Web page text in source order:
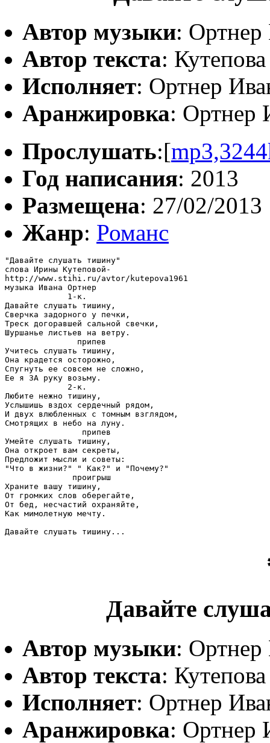
Автор музыки: Ортнер
Автор текста:
Исполняет: Ортнер
Аранжировка: Ортнер
Прослушать:[
Год написания: 2013
Размещена: 27/02/2013
Жанр: Романс
"Давайте слушать тишину"
слова Ирины Кутеповой-
http://www.stihi.ru/avtor/kutepova1961
музыка Ивана Ортнер
             1-к.
Давайте слушать тишину,
Сверчка задорного у печки,
Треск догоравшей сальной свечки,
Шуршанье листьев на ветру.
               припев
Учитесь слушать тишину,
Она крадется осторожно,
Спугнуть ее совсем не сложно,
Ее я ЗА руку возьму.
             2-к.
Любите нежно тишину,
Услышишь вздох сердечный рядом,
И двух влюбленных с томным взглядом,
Смотрящих в небо на луну.
                припев
Умейте слушать тишину,
Она откроет вам секреты,
Предложит мысли и советы:
"Что в жизни?" " Как?" и "Почему?"
              проигрыш
Храните вашу тишину,
От громких слов оберегайте,
От бед, несчастий охраняйте,
Как мимолетную мечту.
Давайте
Автор музыки: Ортнер
Автор текста:
Исполняет: Ортнер
Аранжировка: Ортнер